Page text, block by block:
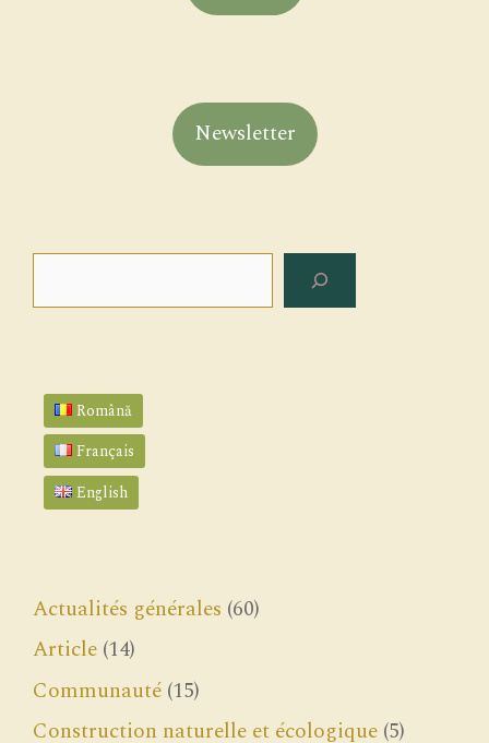
Newsletter
Română
Français
English
Actualités générales (60)
Article (14)
Communauté (15)
Construction naturelle et écologique (5)